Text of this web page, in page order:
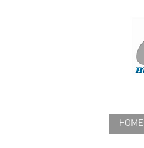
HOME